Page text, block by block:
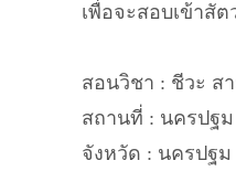
เพื่อจะสอบเข้าสั
สอนวิชา : ชีวะ
สถานที่ : นครปฐม
จังหวัด : นครปฐ